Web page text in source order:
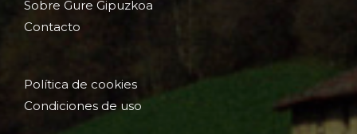
Sobre Gure Gipuzkoa
Contacto
Política de cookies
Condiciones de uso